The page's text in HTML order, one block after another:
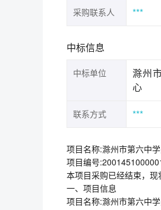
采购联系人 ***
中标信息
中标单位
滁州
心
联系方式 ***
项目名称:滁州市第六中
项目编号
本项目采购已经结束，现
一、项目信息
项目名称:滁州市第六中